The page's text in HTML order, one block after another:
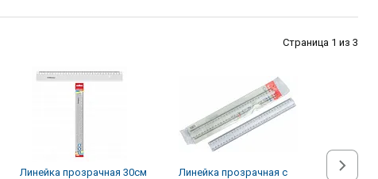
Страница 1 из 3
Линейка прозрачная 30см
Линейка прозрачная с
Маркер